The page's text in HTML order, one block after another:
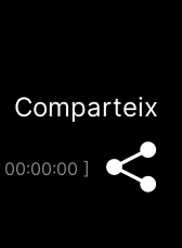
Comparteix
00:00:00 ]